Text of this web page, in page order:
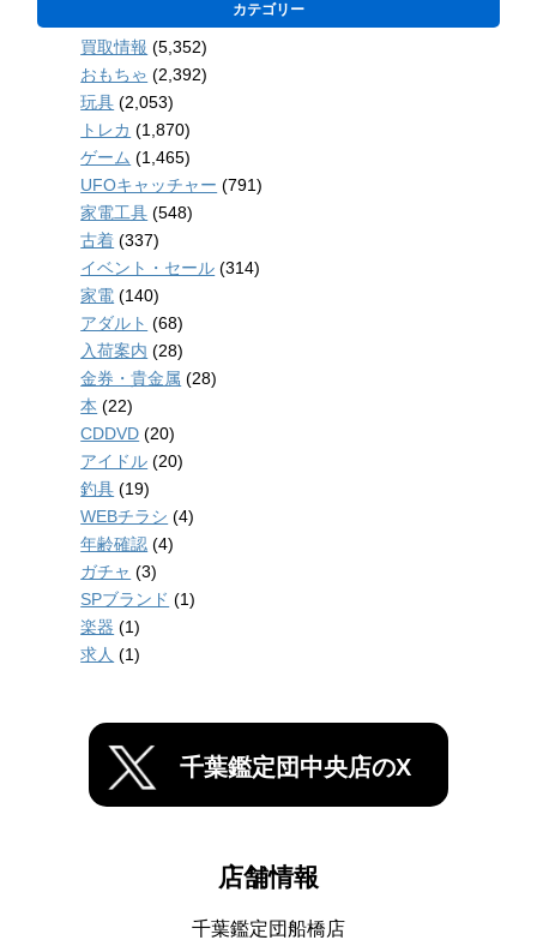
カテゴリー
買取情報 (5,352)
おもちゃ (2,392)
玩具 (2,053)
トレカ (1,870)
ゲーム (1,465)
UFOキャッチャー (791)
家電工具 (548)
古着 (337)
イベント・セール (314)
家電 (140)
アダルト (68)
入荷案内 (28)
金券・貴金属 (28)
本 (22)
CDDVD (20)
アイドル (20)
釣具 (19)
WEBチラシ (4)
年齢確認 (4)
ガチャ (3)
SPブランド (1)
楽器 (1)
求人 (1)
千葉鑑定団中央店のX
店舗情報
千葉鑑定団船橋店